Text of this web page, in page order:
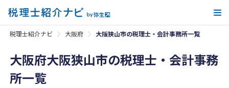
税理士紹介ナビ 大阪府 大阪狭山市の税理士・会計事務所一覧
大阪府大阪狭山市の税理士・会計事務
所一覧